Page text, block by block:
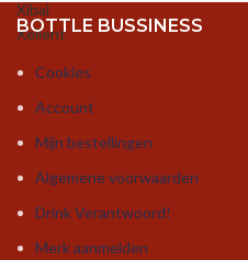
Xibal
Xellent
BOTTLE BUSSINESS
Cookies
Account
Mijn bestellingen
Algemene voorwaarden
Drink Verantwoord!
Merk aanmelden